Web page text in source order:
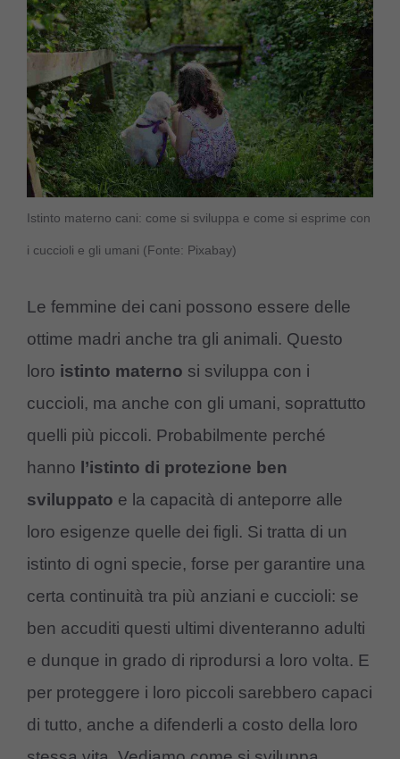
Istinto materno cani: come si sviluppa e come si esprime con
i cuccioli e gli umani (Fonte: Pixabay)
Le femmine dei cani possono essere delle
ottime madri anche tra gli animali. Questo
loro istinto materno si sviluppa con i
cuccioli, ma anche con gli umani, soprattutto
quelli più piccoli. Probabilmente perché
hanno l’istinto di protezione ben
sviluppato e la capacità di anteporre alle
loro esigenze quelle dei figli. Si tratta di un
istinto di ogni specie, forse per garantire una
certa continuità tra più anziani e cuccioli: se
ben accuditi questi ultimi diventeranno adulti
e dunque in grado di riprodursi a loro volta. E
per proteggere i loro piccoli sarebbero capaci
di tutto, anche a difenderli a costo della loro